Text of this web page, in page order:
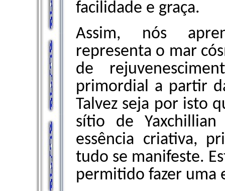
facilidade e graça.
Assim, nós
representa o mar
de
primordial a partir
Talvez seja por isto
sítio de
essência criativa,
tudo se manifeste.
permitido fazer uma